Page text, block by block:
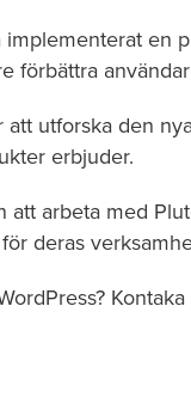
en
förbättra
utforska den
erbjuder.
arbeta med
deras
Kontaka